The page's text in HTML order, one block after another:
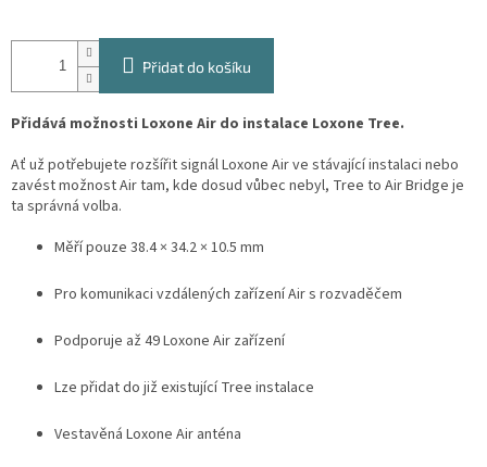
Přidat do košíku
Přidává možnosti Loxone Air do instalace Loxone Tree.
Ať už potřebujete rozšířit signál Loxone Air ve stávající instalaci nebo
zavést možnost Air tam, kde dosud vůbec nebyl, Tree to Air Bridge je
ta správná volba.
Měří pouze 38.4 × 34.2 × 10.5 mm
Pro komunikaci vzdálených zařízení Air s rozvaděčem
Podporuje až 49 Loxone Air zařízení
Lze přidat do již existující Tree instalace
Vestavěná Loxone Air anténa